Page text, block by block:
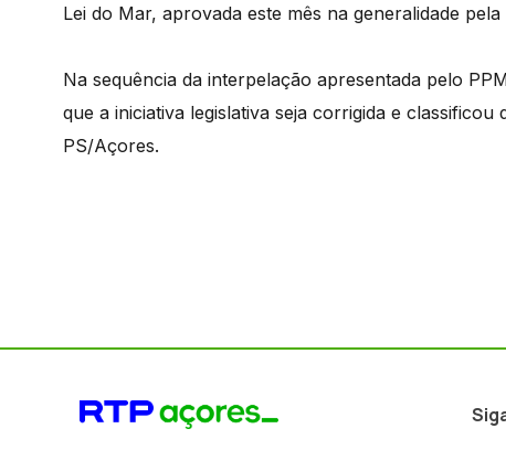
Lei do Mar, aprovada este mês na generalidade
Na sequência da interpelação apresentada pelo
que a iniciativa legislativa seja corrigida e
PS/Açores.